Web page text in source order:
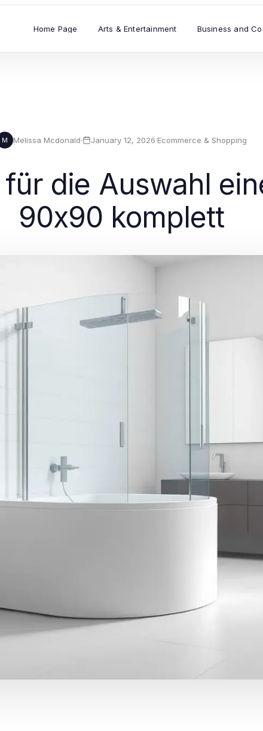
Home Page Arts & Entertainment Business and
M Melissa Mcdonald· January 12, 2026·Ecommerce & Shopping
die Auswahl
90x90 komplett